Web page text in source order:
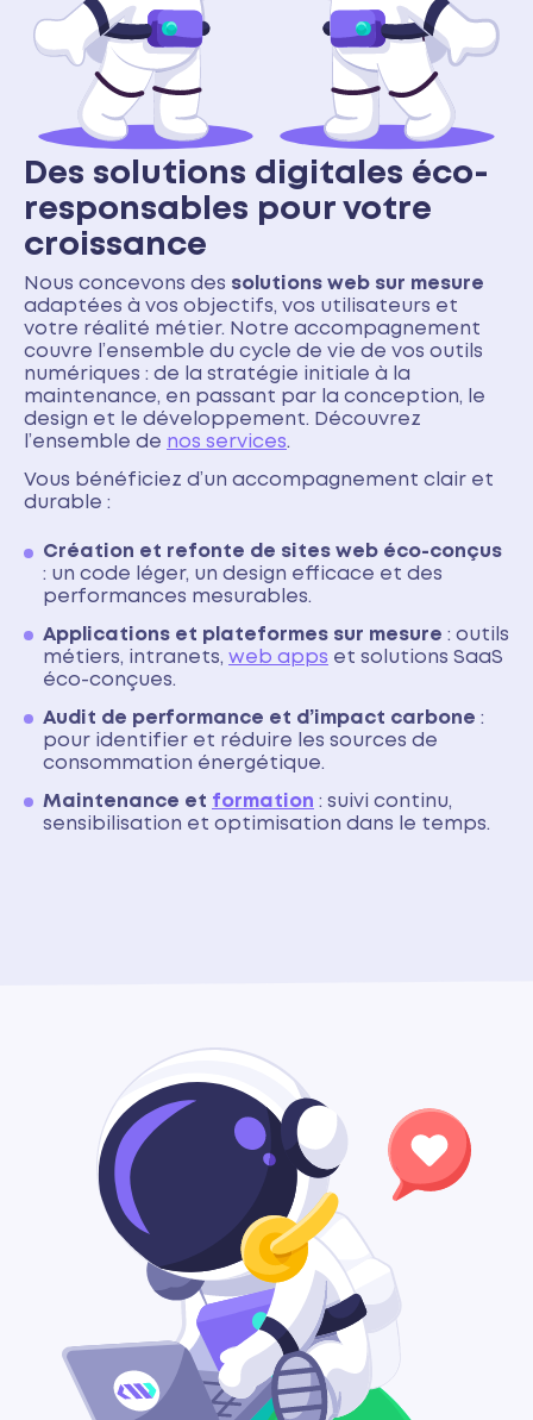
Des solutions digitales éco-
responsables pour votre
croissance
Nous concevons des solutions web sur mesure
adaptées à vos objectifs, vos utilisateurs et
votre réalité métier. Notre accompagnement
couvre l’ensemble du cycle de vie de vos outils
numériques : de la stratégie initiale à la
maintenance, en passant par la conception, le
design et le développement. Découvrez
l’ensemble de nos services.
Vous bénéficiez d’un accompagnement clair et
durable :
Création et refonte de sites web éco-conçus
: un code léger, un design efficace et des
performances mesurables.
Applications et plateformes sur mesure : outils
métiers, intranets, web apps et solutions SaaS
éco-conçues.
Audit de performance et d’impact carbone :
pour identifier et réduire les sources de
consommation énergétique.
Maintenance et formation : suivi continu,
sensibilisation et optimisation dans le temps.